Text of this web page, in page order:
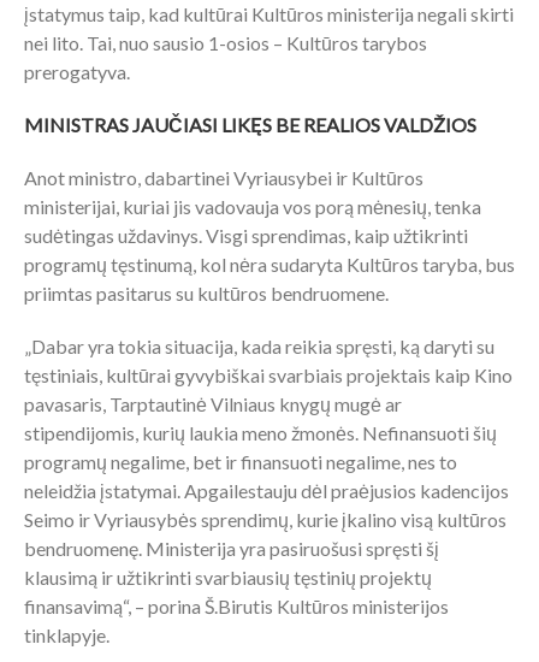
įstatymus taip, kad kultūrai Kultūros ministerija negali skirti
nei lito. Tai, nuo sausio 1-osios – Kultūros tarybos
prerogatyva.
MINISTRAS JAUČIASI LIKĘS BE REALIOS VALDŽIOS
Anot ministro, dabartinei Vyriausybei ir Kultūros
ministerijai, kuriai jis vadovauja vos porą mėnesių, tenka
sudėtingas uždavinys. Visgi sprendimas, kaip užtikrinti
programų tęstinumą, kol nėra sudaryta Kultūros taryba, bus
priimtas pasitarus su kultūros bendruomene.
„Dabar yra tokia situacija, kada reikia spręsti, ką daryti su
tęstiniais, kultūrai gyvybiškai svarbiais projektais kaip Kino
pavasaris, Tarptautinė Vilniaus knygų mugė ar
stipendijomis, kurių laukia meno žmonės. Nefinansuoti šių
programų negalime, bet ir finansuoti negalime, nes to
neleidžia įstatymai. Apgailestauju dėl praėjusios kadencijos
Seimo ir Vyriausybės sprendimų, kurie įkalino visą kultūros
bendruomenę. Ministerija yra pasiruošusi spręsti šį
klausimą ir užtikrinti svarbiausių tęstinių projektų
finansavimą“, – porina Š.Birutis Kultūros ministerijos
tinklapyje.